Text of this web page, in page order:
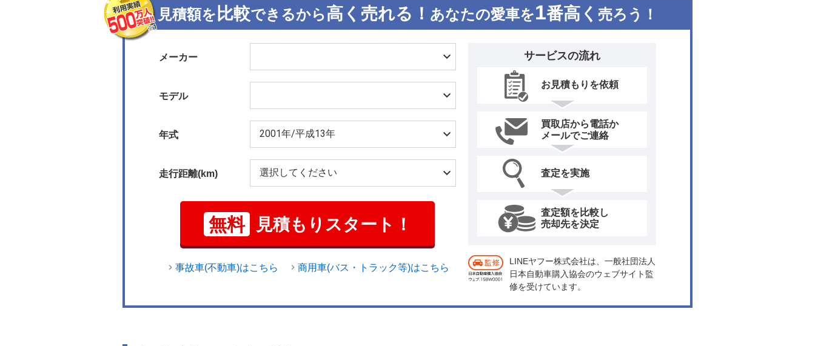
見積額を 比較できるから高く売れる！ あなたの愛車を1番高く 売ろう！
メーカー
モデル
年式
走行距離(km)
無料 見積もりスタート！
事故車(不動車)はこちら 商用車(バス・トラック等)はこちら
サービスの流れ
お見積もりを依頼
買取店から電話か
メールでご連絡
査定を実施
査定額を比較し
売却先を決定
LINEヤフー株式会社は、一般社団法人
日本自動車購入協会のウェブサイト監
修を受けています。